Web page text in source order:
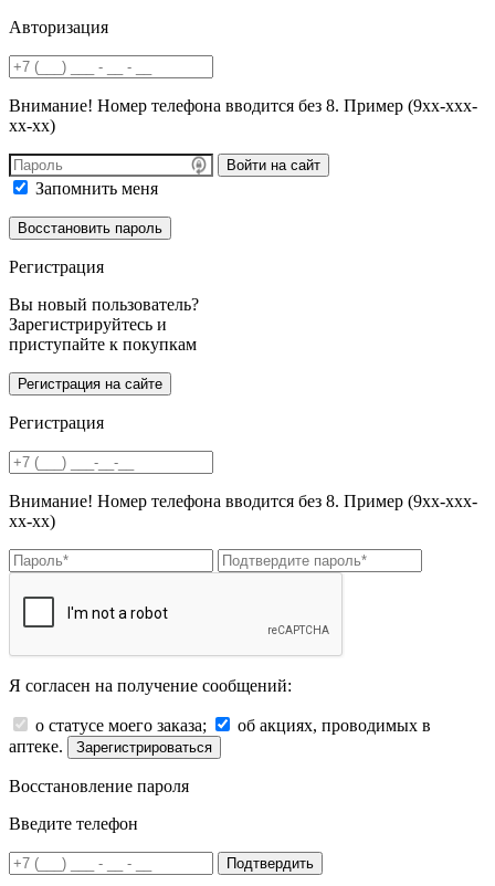
Авторизация
Внимание! Номер телефона вводится без 8. Пример (9хх-ххх-
хх-хх)
Войти на сайт
Запомнить меня
Регистрация
Вы новый пользователь?
Зарегистрируйтесь и
приступайте к покупкам
Регистрация
Внимание! Номер телефона вводится без 8. Пример (9хх-ххх-
хх-хх)
Я согласен на получение сообщений:
о статусе моего заказа;
об акциях, проводимых в
аптеке.
Зарегистрироваться
Восстановление пароля
Введите телефон
Подтвердить